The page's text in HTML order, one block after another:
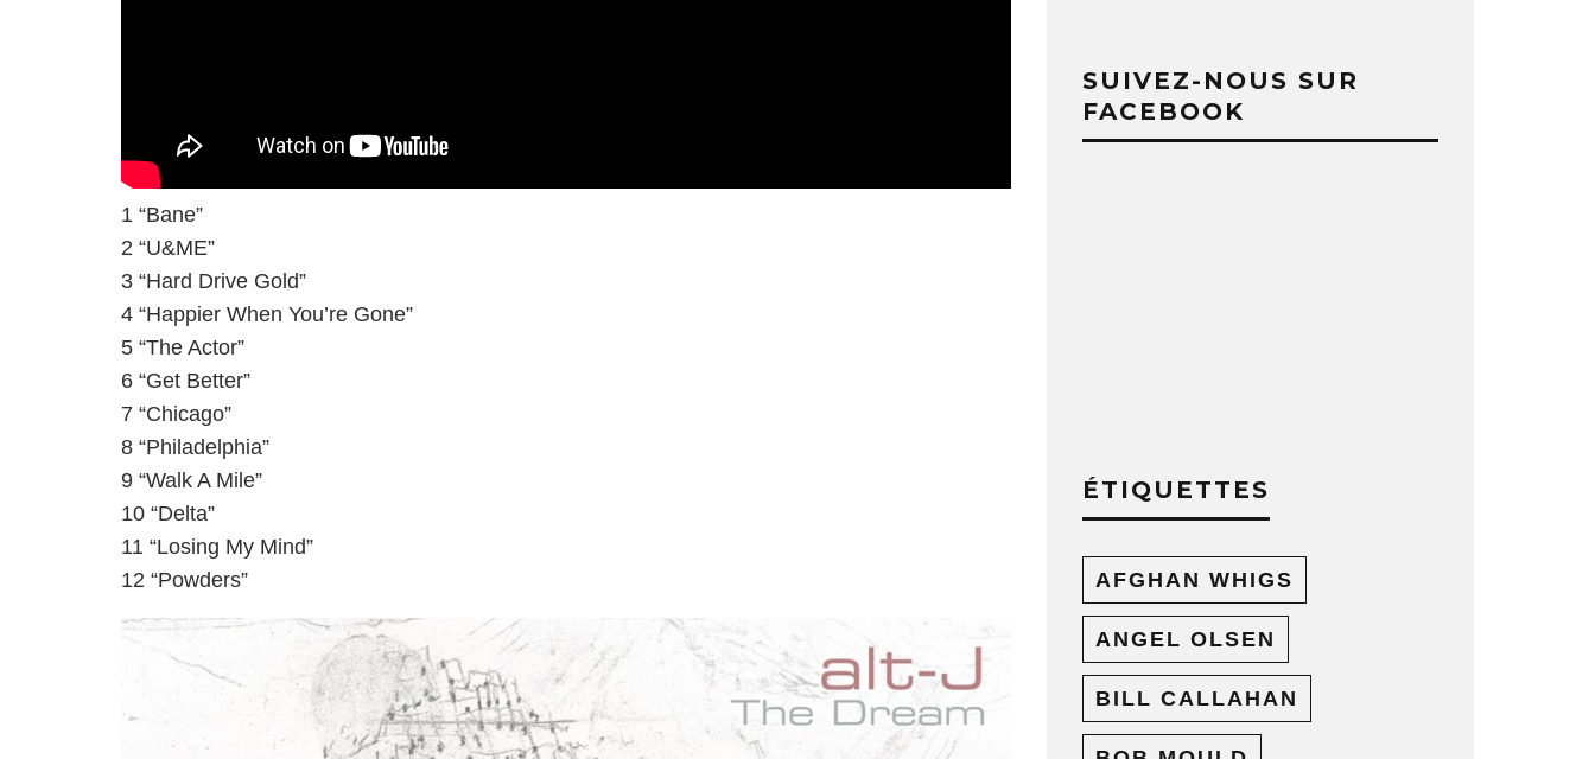
TRACKLIST:
1 “Bane”
2 “U&ME”
3 “Hard Drive Gold”
4 “Happier When You’re Gone”
5 “The Actor”
6 “Get Better”
7 “Chicago”
8 “Philadelphia”
9 “Walk A Mile”
10 “Delta”
11 “Losing My Mind”
12 “Powders”
SUIVEZ-NOUS SUR
FACEBOOK
ÉTIQUETTES
AFGHAN WHIGS
ANGEL OLSEN
BILL CALLAHAN